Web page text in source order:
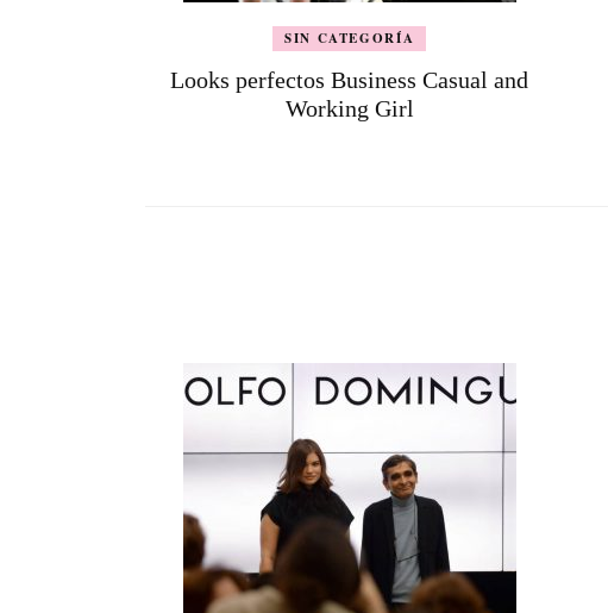
SIN CATEGORÍA
Looks perfectos Business Casual and
Working Girl